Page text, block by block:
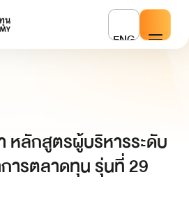
ENG
หลักสูตรผู้บริหารระดับ
ารตลาดทุน รุ่นที่ 29